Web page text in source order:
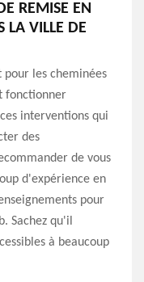
REMISE EN
LA VILLE DE
les cheminées
fonctionner
interventions qui
des
de vous
d'expérience en
pour
Sachez qu'il
à beaucoup